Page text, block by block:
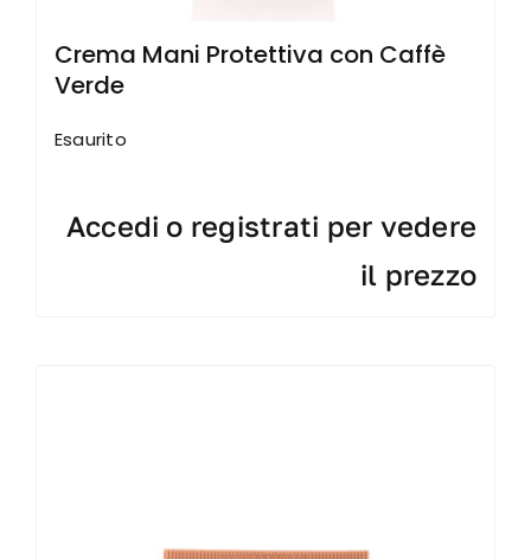
Crema Mani Protettiva con Caffè
Verde
Esaurito
Accedi o registrati per vedere
il prezzo